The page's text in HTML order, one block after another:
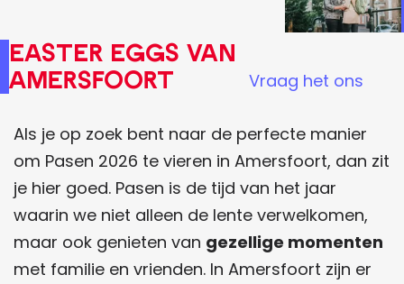
Vraag het ons
Easter eggs van
Amersfoort
Als je op zoek bent naar de perfecte manier
om Pasen 2026 te vieren in Amersfoort, dan zit
je hier goed. Pasen is de tijd van het jaar
waarin we niet alleen de lente verwelkomen,
maar ook genieten van gezellige momenten
met familie en vrienden. In Amersfoort zijn er